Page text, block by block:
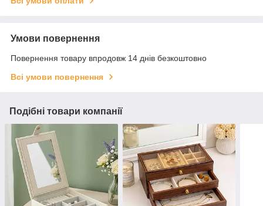
Умови повернення
Повернення товару впродовж 14 днів безкоштовно
Всі умови повернення
Подібні товари компанії